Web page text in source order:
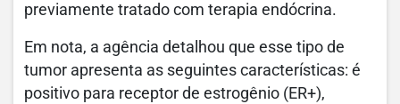
previamente tratado com terapia endócrina.
Em nota, a agência detalhou que esse tipo de
tumor apresenta as seguintes características: é
positivo para receptor de estrogênio (ER+),